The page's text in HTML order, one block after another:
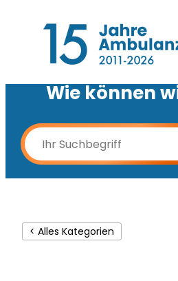
Wie können
< Alles Kategorien